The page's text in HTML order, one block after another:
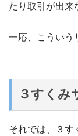
たり取引が出来
一応、こういう
３すくみ
それでは、３す